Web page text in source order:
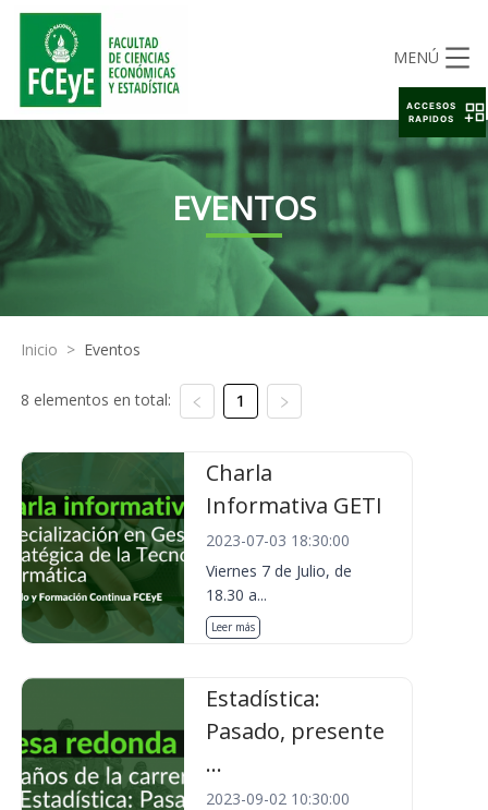
MENÚ
EVENTOS
Inicio > Eventos
8 elementos en total: 1
Charla
Informativa GETI
2023-07-03 18:30:00
Viernes 7 de Julio, de
18.30 a...
Leer más
Estadística:
Pasado, presente
...
2023-09-02 10:30:00
ACCESOS
RAPIDOS